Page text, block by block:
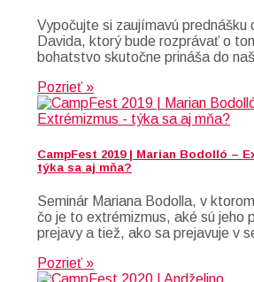
Vypočujte si zaujímavú prednášku
Davida, ktorý bude rozprávať o
bohatstvo skutočne prináša do
Pozrieť »
CampFest 2019 | Marian Bodolló –
týka sa aj mňa?
Seminár Mariana Bodolla, v
čo je to extrémizmus, aké sú jeho
prejavy a tiež, ako sa prejavuje v
Pozrieť »